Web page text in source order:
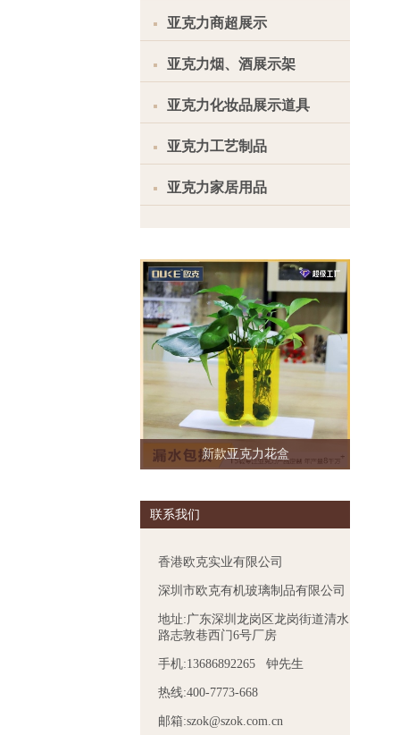
亚克力商超展示
亚克力烟、酒展示架
亚克力化妆品展示道具
亚克力工艺制品
亚克力家居用品
新款亚克力花盒
联系我们
香港欧克实业有限公司
深圳市欧克有机玻璃制品有限公司
地址:广东深圳龙岗区龙岗街道清水
路志敦巷西门6号厂房
手机:13686892265 钟先生
热线:400-7773-668
邮箱:szok@szok.com.cn